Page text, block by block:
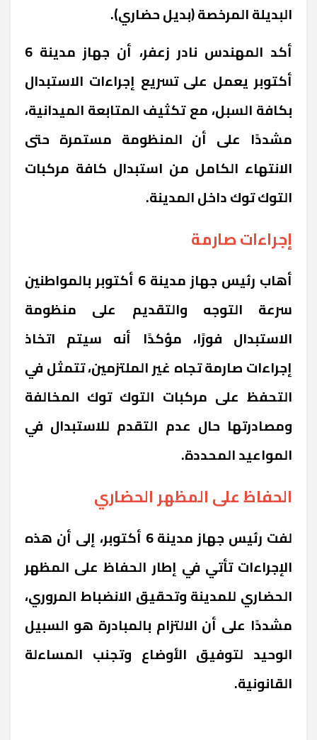
البديلة المرخصة (بديل حضاري).
أكد المهندس نادر زعفر، أن جهاز مدينة 6
أكتوبر يعمل على تسريع إجراءات الاستبدال
بكافة السبل، مع تكثيف المتابعة الميدانية،
مشددًا على أن المنظومة مستمرة حتى
الانتهاء الكامل من استبدال كافة مركبات
التوك توك داخل المدينة.
إجراءات صارمة
أهاب رئيس جهاز مدينة 6 أكتوبر بالمواطنين
سرعة التوجه والتقديم على منظومة
الاستبدال فورًا، مؤكدًا أنه سيتم اتخاذ
إجراءات صارمة تجاه غير الملتزمين، تتمثل في
التحفظ على مركبات التوك توك المخالفة
ومصادرتها حال عدم التقدم للاستبدال في
المواعيد المحددة.
الحفاظ على المظهر الحضاري
لفت رئيس جهاز مدينة 6 أكتوبر، إلى أن هذه
الإجراءات تأتي في إطار الحفاظ على المظهر
الحضاري للمدينة وتحقيق الانضباط المروري،
مشددًا على أن الالتزام بالمبادرة هو السبيل
الوحيد لتوفيق الأوضاع وتجنب المساءلة
القانونية.